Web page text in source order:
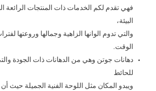
فهي تقدم لكم الخدمات ذات المنتجات الرائعة
البيئة،
والتي تدوم الوانها الزاهية وجمالها وروعتها
الوقت.
دهانات جوتن وهي من الدهانات ذات الجودة
للحائط
ويبدو المكان مثل اللوحة الفنية الجميلة حيث أن